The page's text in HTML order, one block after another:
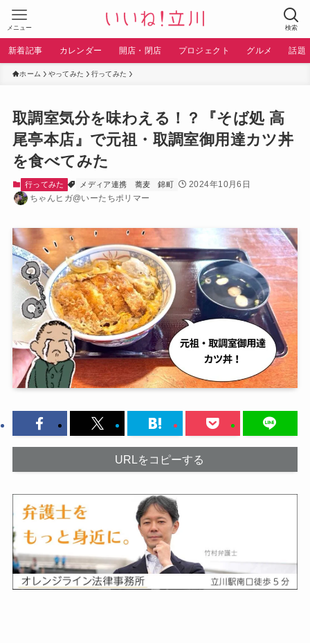
検索
メニュー
新着記事 カレンダー 開店・閉店 プロジェクト グルメ 話題
ホーム やってみた 行ってみた
取調室気分を味わえる！？『そば処 高
尾亭本店』で元祖・取調室御用達カツ丼
を食べてみた
行ってみた メディア連携 蕎麦 錦町
2024年10月6日
ちゃんヒガ@いーたちポリマー
URLをコピーする